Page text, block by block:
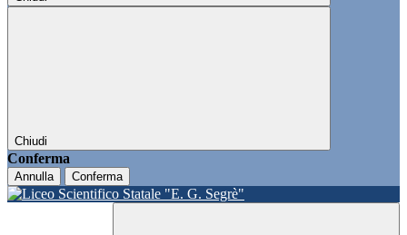
Chiudi
Conferma
Annulla Conferma